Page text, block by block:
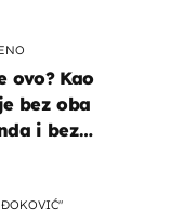
ovo? Kao
bez oba
i bez
ĐOKOVIĆ"